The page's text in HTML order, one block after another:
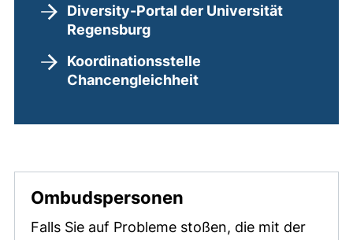
Hilfreiche Links
Diversity-Portal der Universität
Regensburg
Koordinationsstelle
Chancengleichheit
Ombudspersonen
Falls Sie auf Probleme stoßen, die mit der